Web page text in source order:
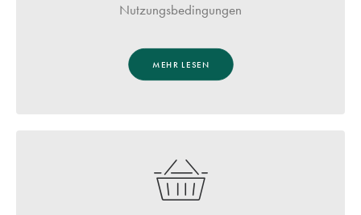
Nutzungsbedingungen
MEHR LESEN